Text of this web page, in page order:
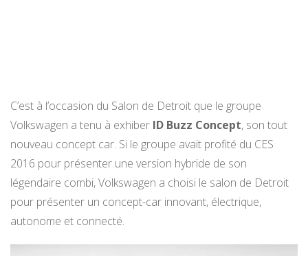
C’est à l’occasion du Salon de Detroit que le groupe
Volkswagen a tenu à exhiber ID Buzz Concept, son tout
nouveau concept car. Si le groupe avait profité du CES
2016 pour présenter une version hybride de son
légendaire combi, Volkswagen a choisi le salon de Detroit
pour présenter un concept-car innovant, électrique,
autonome et connecté.